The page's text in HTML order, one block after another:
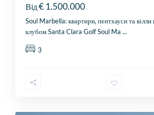
Від€ 1.500.000
Soul Marbella: квартири, пентхауси та вілли
клубом Santa Clara Golf Soul Ma...
3